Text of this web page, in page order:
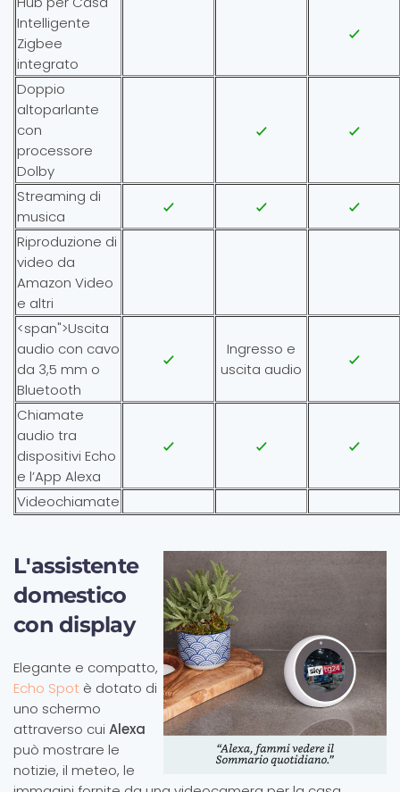
Intelligente
Zigbee
integrato
Doppio
altoparlante
con
processore
Dolby
Streaming di
musica
Riproduzione di
video da
Amazon Video
e altri
<span">Uscita
audio con cavo
da 3,5 mm o
Bluetooth
Ingresso e
uscita audio
Chiamate
audio tra
dispositivi Echo
e l’App Alexa
Videochiamate
L'assistente
domestico
con display
Elegante e compatto,
Echo Spot è dotato di
uno schermo
attraverso cui Alexa
può mostrare le
notizie, il meteo, le